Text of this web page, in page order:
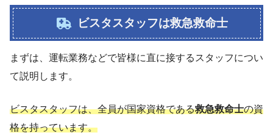
ビスタスタッフは救急救命士
まずは、運転業務などで皆様に直に接するスタッフについ
て説明します。
ビスタスタッフは、全員が国家資格である救急救命士の資
格を持っています。